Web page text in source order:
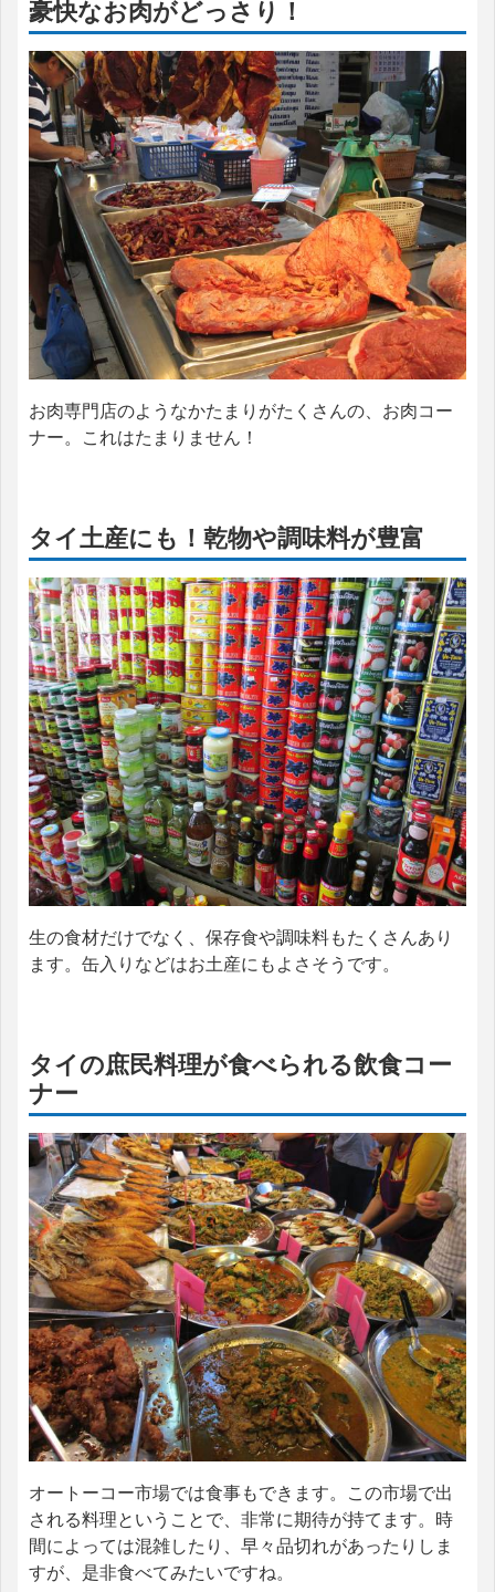
豪快なお肉がどっさり！
お肉専門店のようなかたまりがたくさんの、お肉コー
ナー。これはたまりません！
タイ土産にも！乾物や調味料が豊富
生の食材だけでなく、保存食や調味料もたくさんあり
ます。缶入りなどはお土産にもよさそうです。
タイの庶民料理が食べられる飲食コー
ナー
オートーコー市場では食事もできます。この市場で出
される料理ということで、非常に期待が持てます。時
間によっては混雑したり、早々品切れがあったりしま
すが、是非食べてみたいですね。